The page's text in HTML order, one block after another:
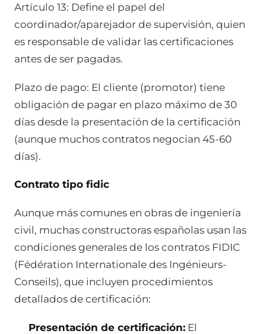
Artículo 13: Define el papel del
coordinador/aparejador de supervisión, quien
es responsable de validar las certificaciones
antes de ser pagadas.
Plazo de pago: El cliente (promotor) tiene
obligación de pagar en plazo máximo de 30
días desde la presentación de la certificación
(aunque muchos contratos negocian 45-60
días).
Contrato tipo fidic
Aunque más comunes en obras de ingeniería
civil, muchas constructoras españolas usan las
condiciones generales de los contratos FIDIC
(Fédération Internationale des Ingénieurs-
Conseils), que incluyen procedimientos
detallados de certificación:
Presentación de certificación:El